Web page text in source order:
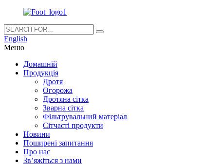
English
Меню
Домашній
Продукція
Дротя
Огорожа
Дротяна сітка
Зварна сітка
Фільтрувальний матеріал
Сітчасті продукти
Новини
Поширені запитання
Про нас
Зв’яжіться з нами